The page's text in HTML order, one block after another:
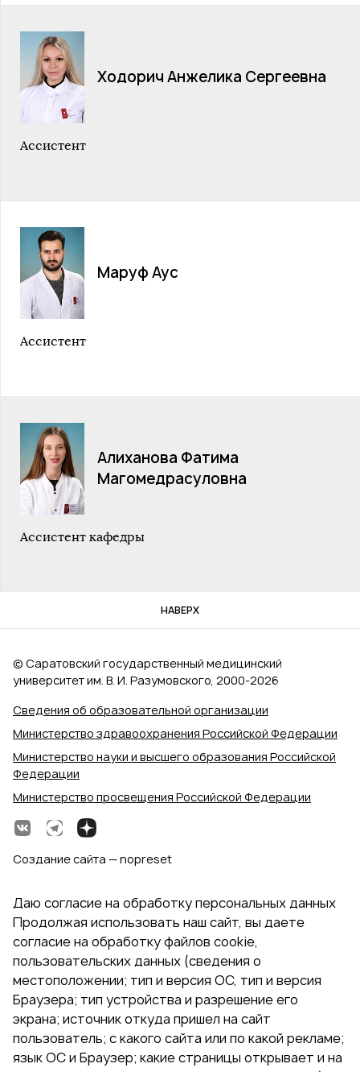
Ходорич Анжелика Сергеевна
Ассистент
Маруф Аус
Ассистент
Алиханова Фатима
Магомедрасуловна
Ассистент кафедры
НАВЕРХ
Сведения об образовательной организации
Министерство здравоохранения Российской Федерации
Министерство науки и высшего образования Российской
Федерации
Министерство просвещения Российской Федерации
© Саратовский государственный медицинский
университет им. В. И. Разумовского, 2000‑2026
Создание сайта — nopreset
Даю согласие на обработку персональных данных
Продолжая использовать наш сайт, вы даете
согласие на обработку файлов cookie,
пользовательских данных (сведения о
местоположении; тип и версия ОС, тип и версия
Браузера; тип устройства и разрешение его
экрана; источник откуда пришел на сайт
пользователь; с какого сайта или по какой рекламе;
язык ОС и Браузер; какие страницы открывает и на